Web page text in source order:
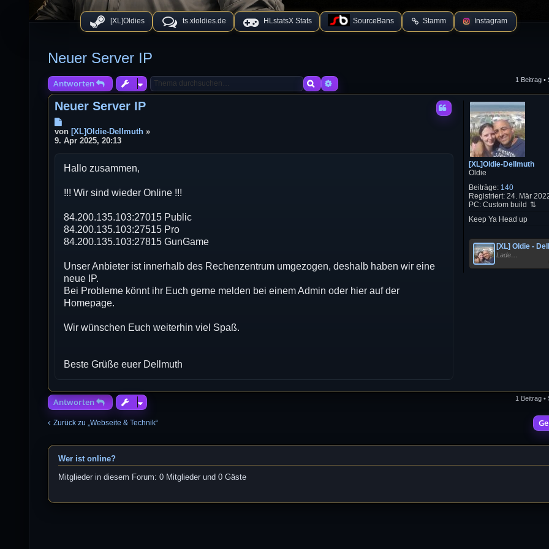
[XL]Oldies ts.xloldies.de HLstatsX Stats SourceBans Stamm Instagram
Neuer Server IP
Antworten SucheErweiterte Suche 1 Beitrag •
[XL]Oldie-Dellmuth
Oldie
Beiträge: 140
Registriert: 24. Mär
PC: Custom build
Keep Ya Head up
[XL] Oldie -
Lade…
Neuer Server IP
e
i
a
von [XL]Oldie-Dellmuth »
9. Apr 2025, 20:13
Hallo zusammen,
!!! Wir sind wieder Online !!!
84.200.135.103:27015 Public
84.200.135.103:27515 Pro
84.200.135.103:27815 GunGame
Unser Anbieter ist innerhalb des Rechenzentrum umgezogen, deshalb haben wir eine
neue IP.
Bei Probleme könnt ihr Euch gerne melden bei einem Admin oder hier auf der
Homepage.
Wir wünschen Euch weiterhin viel Spaß.
Beste Grüße euer Dellmuth
Antworten 1 Beitrag •
Zurück zu „Webseite & Technik“
Wer ist online?
Mitglieder in diesem Forum: 0 Mitglieder und 0 Gäste